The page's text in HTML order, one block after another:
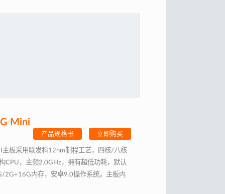
Mini
产品规格书 立即购买
板采用联发科12nm制程工艺，四核/八核
CPU，主频2.0GHz，拥有超低功耗，默认
2G+16G内存，安卓9.0操作系统。主板内